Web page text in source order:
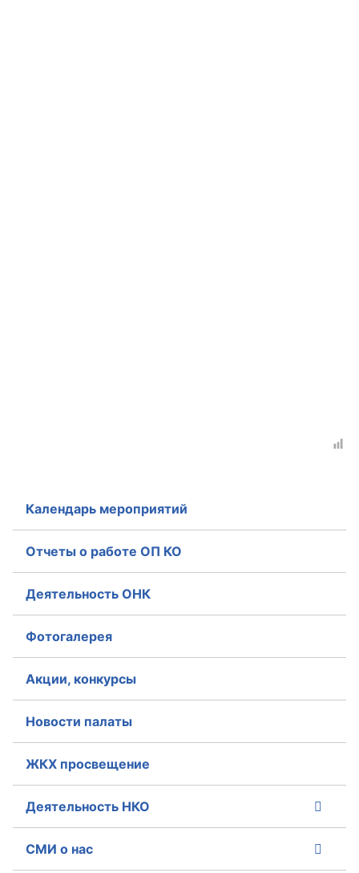
УСТАВ ГКУ “АППАРАТ ОП КО”
Доходы руководителя за 2024 г.
Календарь мероприятий
Отчеты о работе ОП КО
Деятельность ОНК
Фотогалерея
Акции, конкурсы
Новости палаты
ЖКХ просвещение
Деятельность НКО
СМИ о нас